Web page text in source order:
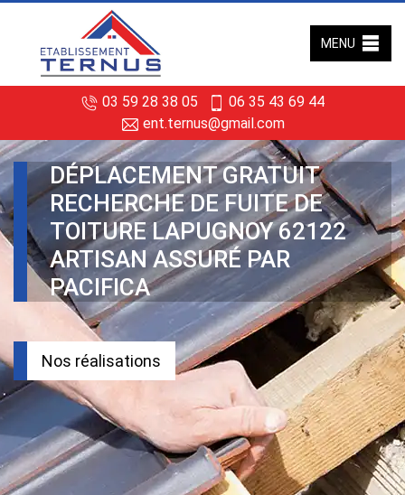
03 59 28 38 05
06 35 43 69 44
ent.ternus@gmail.com
MENU
DÉPLACEMENT GRATUIT
RECHERCHE DE FUITE DE
TOITURE LAPUGNOY 62122
ARTISAN ASSURÉ PAR
PACIFICA
Nos réalisations